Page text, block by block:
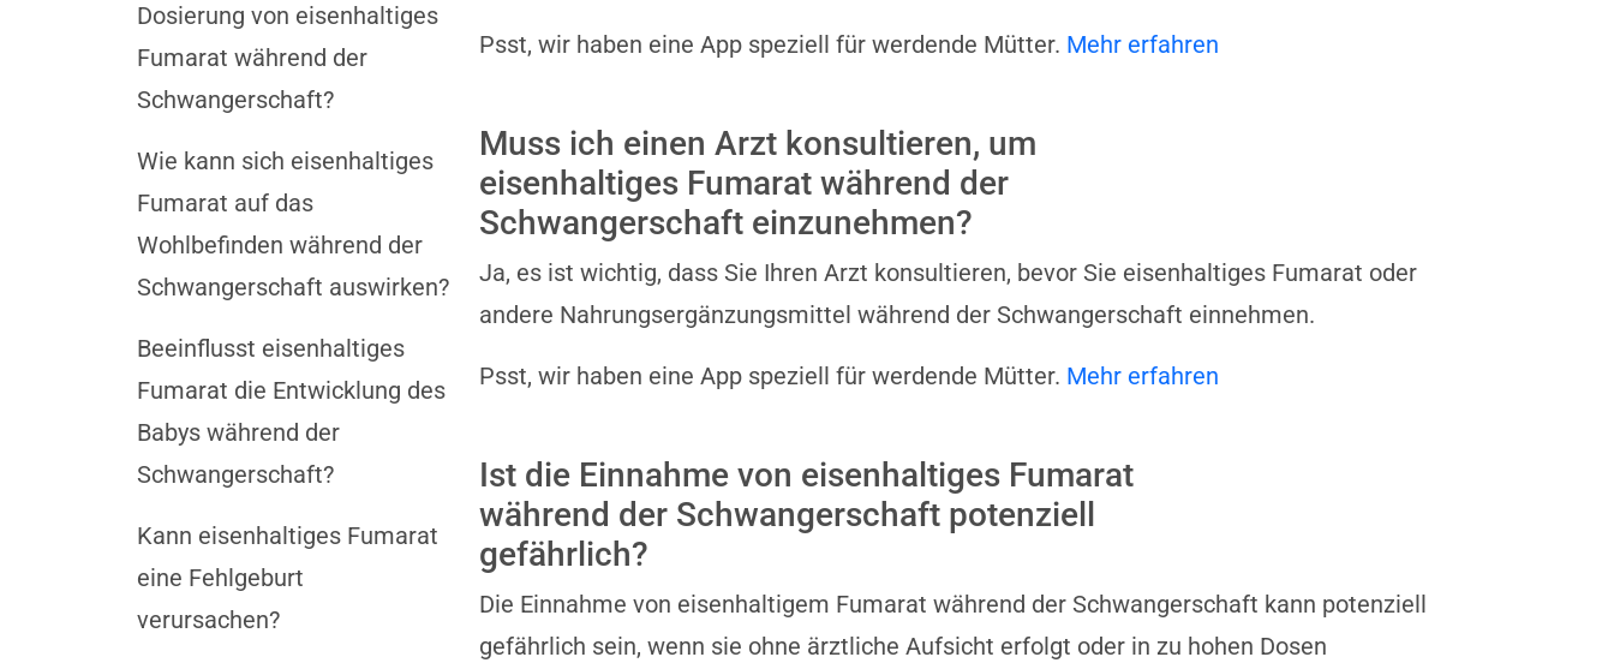
Dosierung von eisenhaltiges
Fumarat während der
Schwangerschaft?
Wie kann sich eisenhaltiges
Fumarat auf das
Wohlbefinden während der
Schwangerschaft auswirken?
Beeinflusst eisenhaltiges
Fumarat die Entwicklung des
Babys während der
Schwangerschaft?
Kann eisenhaltiges Fumarat
eine Fehlgeburt
verursachen?
Psst, wir haben eine App speziell für werdende Mütter. Mehr erfahren
Muss ich einen Arzt konsultieren, um
eisenhaltiges Fumarat während der
Schwangerschaft einzunehmen?
Ja, es ist wichtig, dass Sie Ihren Arzt konsultieren, bevor Sie eisenhaltiges Fumarat oder
andere Nahrungsergänzungsmittel während der Schwangerschaft einnehmen.
Psst, wir haben eine App speziell für werdende Mütter. Mehr erfahren
Ist die Einnahme von eisenhaltiges Fumarat
während der Schwangerschaft potenziell
gefährlich?
Die Einnahme von eisenhaltigem Fumarat während der Schwangerschaft kann potenziell
gefährlich sein, wenn sie ohne ärztliche Aufsicht erfolgt oder in zu hohen Dosen